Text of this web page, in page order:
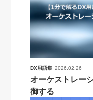
DX用語集 2026.02.26
オーケストレー
御する